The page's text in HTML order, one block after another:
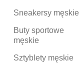
Sneakersy męskie
Buty sportowe
męskie
Sztyblety męskie